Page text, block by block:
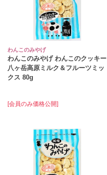
わんこのみやげ
わんこのみやげ わんこのクッキー
八ヶ岳高原ミルク＆フルーツミッ
クス 80g
[会員のみ価格公開]